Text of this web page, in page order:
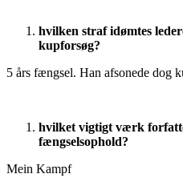
hvilken straf idømtes
kupforsøg?
5 års fængsel. Han afsonede dog
hvilket vigtigt værk
fængselsophold?
Mein Kampf